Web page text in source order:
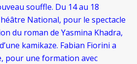
souffle. Du 14 au 18
National, pour le spectacle
du roman de Yasmina Khadra,
kamikaze. Fabian Fiorini a
pour une formation avec